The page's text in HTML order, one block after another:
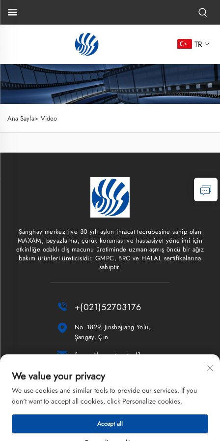
TR
Ana Sayfa> Video
Şanghay merkezli ve 30 yılı aşkın ihracat tecrübesine sahip olan
MAXAM, beyazlatma, çürük koruması ve hassasiyet yönetimi için
etkinliğe odaklı diş macunu üretiminde uzmanlaşmış öncü bir ağız
bakım ürünleri üreticisidir. GMPC, BRC ve HALAL sertifikalarına
sahiptir.
 +(021)52703176

No. 1829, Jinshajiang Yolu,
Şangay, Çin
 [email protected]
Bülten
Telif Hakkı © 2026 Shanghai Maxam Şirketi Limited. Tüm hakları saklıdır.
We value your privacy
We use cookies and similar tools to provide our services. If you
don't want to accept all cookies, click Personalize cookies.
Accept all